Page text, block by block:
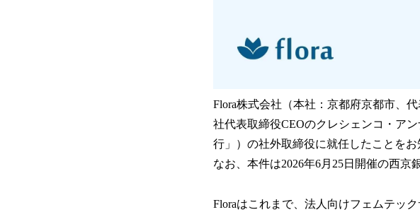
Flora株式会社（本社：京都府京都市、
社代表取締役CEOのクレシェンコ・ア
行」）の社外取締役に就任したことをお
なお、本件は2026年6月25日開催の西京
Floraはこれまで、法人向けフェムテッ